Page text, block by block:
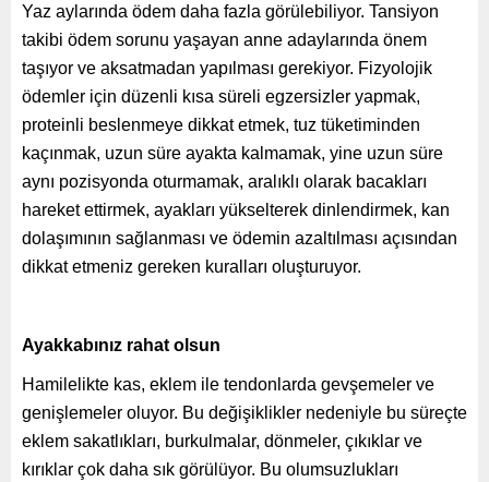
Yaz aylarında ödem daha fazla görülebiliyor. Tansiyon
takibi ödem sorunu yaşayan anne adaylarında önem
taşıyor ve aksatmadan yapılması gerekiyor. Fizyolojik
ödemler için düzenli kısa süreli egzersizler yapmak,
proteinli beslenmeye dikkat etmek, tuz tüketiminden
kaçınmak, uzun süre ayakta kalmamak, yine uzun süre
aynı pozisyonda oturmamak, aralıklı olarak bacakları
hareket ettirmek, ayakları yükselterek dinlendirmek, kan
dolaşımının sağlanması ve ödemin azaltılması açısından
dikkat etmeniz gereken kuralları oluşturuyor.
Ayakkabınız rahat olsun
Hamilelikte kas, eklem ile tendonlarda gevşemeler ve
genişlemeler oluyor. Bu değişiklikler nedeniyle bu süreçte
eklem sakatlıkları, burkulmalar, dönmeler, çıkıklar ve
kırıklar çok daha sık görülüyor. Bu olumsuzlukları